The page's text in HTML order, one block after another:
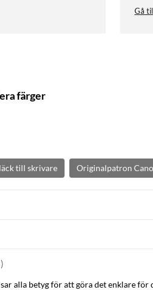
Gå
färger
till skrivare Originalpatron
)
alla betyg för att göra det enklare